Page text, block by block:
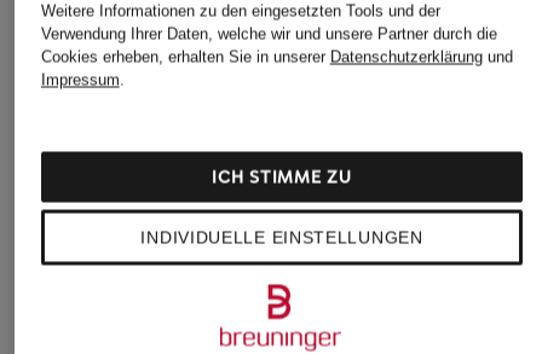
SCHMENGER
STUART WEITZMAN
Pumps STUART
SCLPT 75
CHF 279
Ursprünglich:
Pumps DEVANY
CHF 90
Weitere Informationen zu den eingesetzten Tools und der
Verwendung Ihrer Daten, welche wir und unsere Partner durch die
Cookies erheben, erhalten Sie in unserer Datenschutzerklärungund
Impressum.
INDIVIDUELLE EINSTELLUNGEN
ICH STIMME ZU